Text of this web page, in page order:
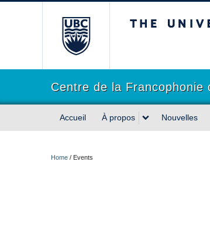
Centre de la Francophonie
Accueil À propos Nouvelles
Home / Events